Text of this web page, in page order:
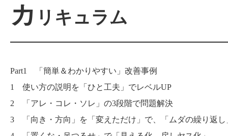
カ リキュラム
Part1 「簡単＆わかりやすい」改善事例
1 使い方の説明を「ひと工夫」でレベルUP
2 「アレ・コレ・ソレ」の3段階で問題解決
3 「向き・方向」を「変えただけ」で、「ムダの繰り返し